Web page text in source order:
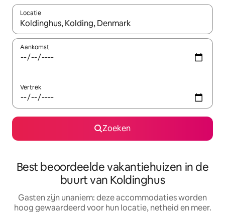
Locatie
Wanneer er resultaten beschikbaar zijn, maak je een keuze
Aankomst
Vertrek
Zoeken
Best beoordeelde vakantiehuizen in de
buurt van Koldinghus
Gasten zijn unaniem: deze accommodaties worden
hoog gewaardeerd voor hun locatie, netheid en meer.